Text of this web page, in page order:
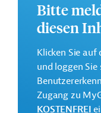
Bitte
diesen
Klicken Sie
und loggen
Zugang zu
KOSTENFREI